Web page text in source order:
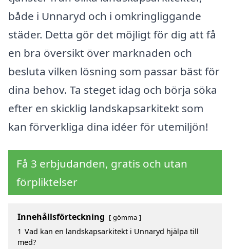
både i Unnaryd och i omkringliggande
städer. Detta gör det möjligt för dig att få
en bra översikt över marknaden och
besluta vilken lösning som passar bäst för
dina behov. Ta steget idag och börja söka
efter en skicklig landskapsarkitekt som
kan förverkliga dina idéer för utemiljön!
Få 3 erbjudanden, gratis och utan
förpliktelser
Innehållsförteckning gömma
1 Vad kan en landskapsarkitekt i Unnaryd hjälpa till
med?